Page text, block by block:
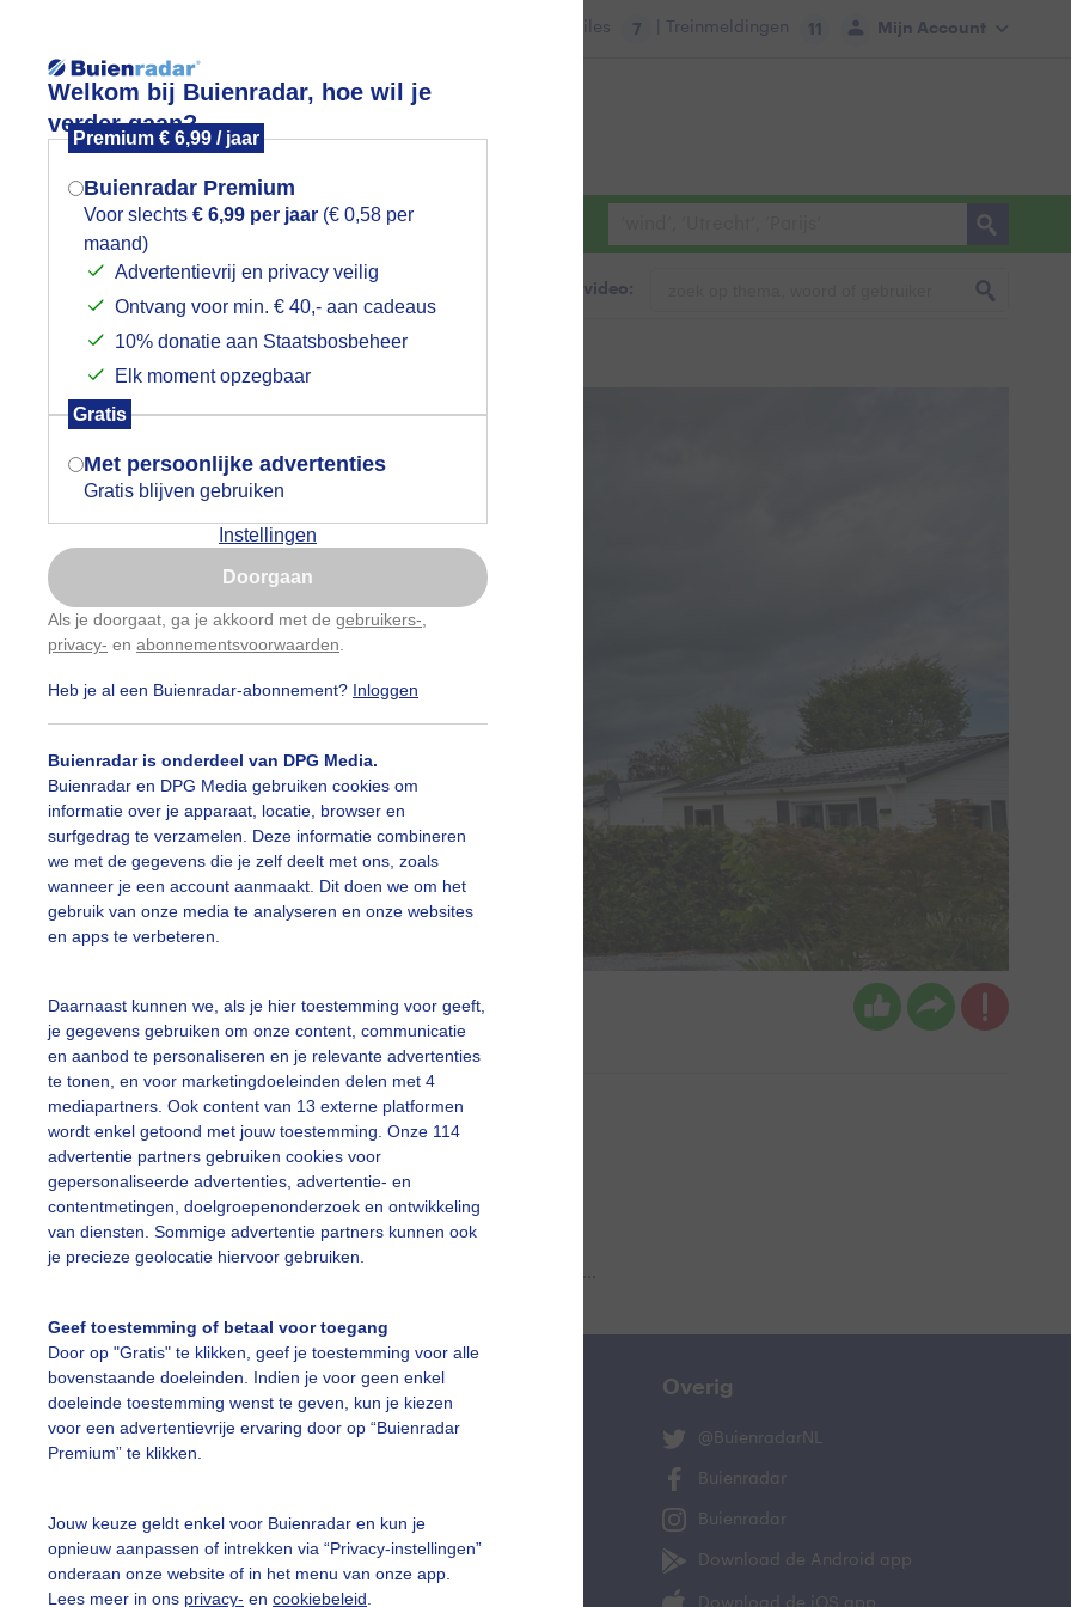
Welkom bij Buienradar, hoe wil je
verder gaan?
Premium € 6,99 / jaar
Buienradar Premium
Voor slechts € 6,99 per jaar (€ 0,58 per
maand)
Advertentievrij en privacy veilig
Ontvang voor min. € 40,- aan cadeaus
10% donatie aan Staatsbosbeheer
Elk moment opzegbaar
Gratis
Met persoonlijke advertenties
Gratis blijven gebruiken
Instellingen
Doorgaan
Als je doorgaat, ga je akkoord met de gebruikers-
privacy- en abonnementsvoorwaarden
Heb je al een Buienradar-abonnement? Inloggen
Buienradar is onderdeel van DPG Media.
Buienradar en DPG Media gebruiken cookies om
informatie over je apparaat, locatie, browser en
surfgedrag te verzamelen. Deze informatie combineren
we met de gegevens die je zelf deelt met ons, zoals
wanneer je een account aanmaakt. Dit doen we om het
gebruik van onze media te analyseren en onze websites
en apps te verbeteren.
Daarnaast kunnen we, als je hier toestemming voor geeft,
je gegevens gebruiken om onze content, communicatie
en aanbod te personaliseren en je relevante advertenties
te tonen, en voor marketingdoeleinden delen met 4
mediapartners. Ook content van 13 externe platformen
wordt enkel getoond met jouw toestemming. Onze 114
advertentie partners gebruiken cookies voor
gepersonaliseerde advertenties, advertentie- en
contentmetingen, doelgroepenonderzoek en ontwikkeling
van diensten. Sommige advertentie partners kunnen ook
je precieze geolocatie hiervoor gebruiken.
Geef toestemming of betaal voor toegang
Door op "Gratis" te klikken, geef je toestemming voor alle
bovenstaande doeleinden. Indien je voor geen enkel
doeleinde toestemming wenst te geven, kun je kiezen
voor een advertentievrije ervaring door op “Buienradar
Premium” te klikken.
Jouw keuze geldt enkel voor Buienradar en kun je
opnieuw aanpassen of intrekken via “Privacy-instellingen”
onderaan onze website of in het menu van onze app.
Lees meer in ons privacy- en cookiebeleid
Mijn Account
Files 7 | Treinmeldingen 11
Foto en video Weerzine
Zoeken in foto & video:
Maddy Koster Gemaakt: 04-06-2026, 31x bekeken
slideshow
vragen
Mijn weer
De Bilt
Overig
@BuienradarNL
Buienradar
Buienradar
Download de Android app
Download de iOS app
Mogen we je locatie gebruiken voor
het weer?
Indien je hier nog geen akkoord op hebt
gegeven, verschijnt er zo een pop-up uit
je browser waarin deze toestemming
gevraagd wordt.
Is goed, toon de popup
Nu niet, misschien later
Gebruik je Safari en wil je niet elke dag deze pop-up
Klikhierom dit aan te passen